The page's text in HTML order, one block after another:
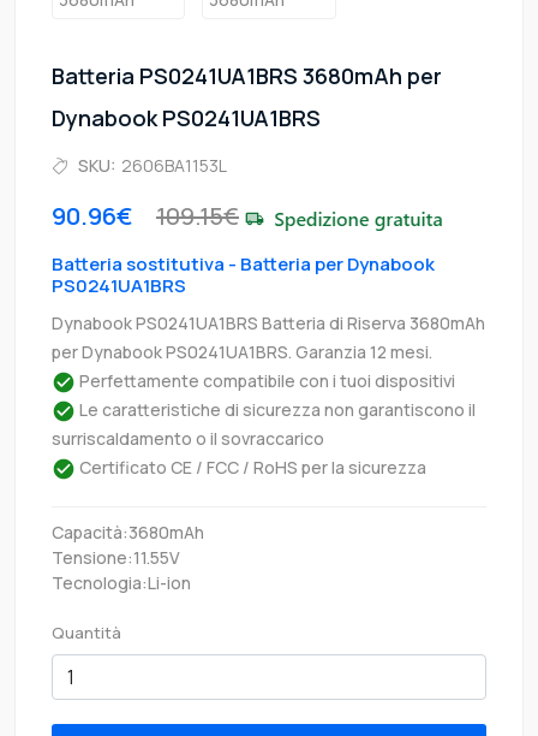
Batteria PS0241UA1BRS 3680mAh per
Dynabook PS0241UA1BRS
SKU: 2606BA1153L
90.96€ 109.15€
Batteria sostitutiva - Batteria per Dynabook
PS0241UA1BRS
Dynabook PS0241UA1BRS Batteria di Riserva 3680mAh
per Dynabook PS0241UA1BRS. Garanzia 12 mesi.
Perfettamente compatibile con i tuoi dispositivi
Le caratteristiche di sicurezza non garantiscono il
surriscaldamento o il sovraccarico
Certificato CE / FCC / RoHS per la sicurezza
Capacità:3680mAh
Tensione:11.55V
Tecnologia:Li-ion
Quantità